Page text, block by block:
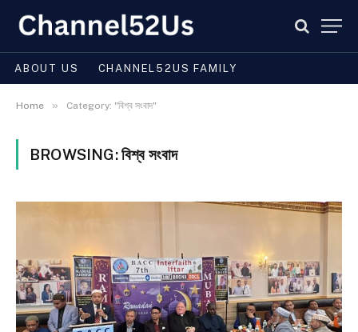
ABOUT US CHANNEL52US FAMILY
Home » Category: "বিশ্ব সংবাদ"
BROWSING:বিশ্ব সংবাদ